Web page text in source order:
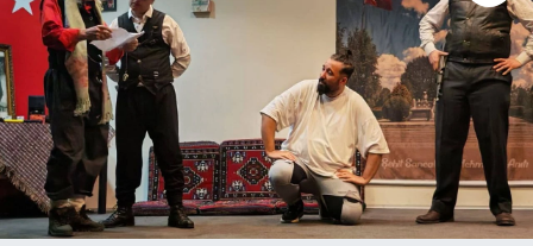
Haber İlanlar
Kültür-Sanat
Magazin
Resmi İlanlar